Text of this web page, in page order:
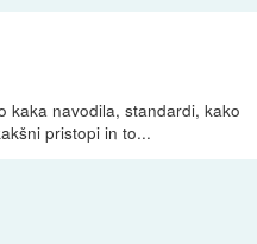
kaka navodila, standardi, kako
pristopi in to...